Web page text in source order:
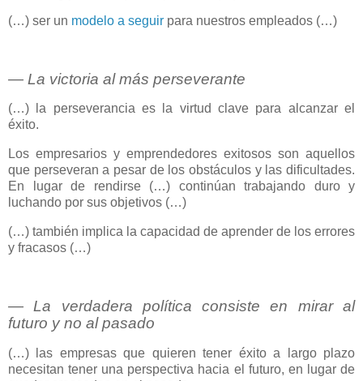
(…) ser un modelo a seguir para nuestros empleados (…)
― La victoria al más perseverante
(…) la perseverancia es la virtud clave para alcanzar el
éxito.
Los empresarios y emprendedores exitosos son aquellos
que perseveran a pesar de los obstáculos y las dificultades.
En lugar de rendirse (…) continúan trabajando duro y
luchando por sus objetivos (…)
(…) también implica la capacidad de aprender de los errores
y fracasos (…)
― La verdadera política consiste en mirar al
futuro y no al pasado
(…) las empresas que quieren tener éxito a largo plazo
necesitan tener una perspectiva hacia el futuro, en lugar de